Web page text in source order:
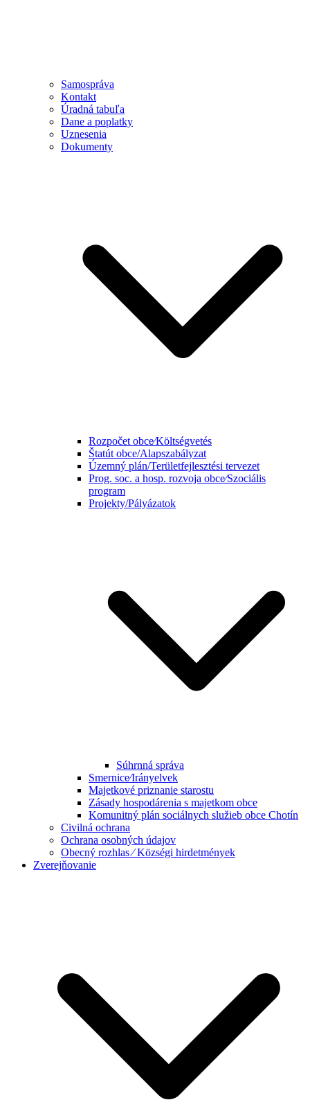
Samospráva
Kontakt
Úradná tabuľa
Dane a poplatky
Uznesenia
Dokumenty
Rozpočet obce⁄Költségvetés
Štatút obce/Alapszabályzat
Územný plán/Területfejlesztési tervezet
Prog. soc. a hosp. rozvoja obce⁄Szociális
program
Projekty/Pályázatok
Súhrnná správa
Smernice⁄Irányelvek
Majetkové priznanie starostu
Zásady hospodárenia s majetkom obce
Komunitný plán sociálnych služieb obce Chotín
Civilná ochrana
Ochrana osobných údajov
Obecný rozhlas ⁄ Községi hirdetmények
Zverejňovanie